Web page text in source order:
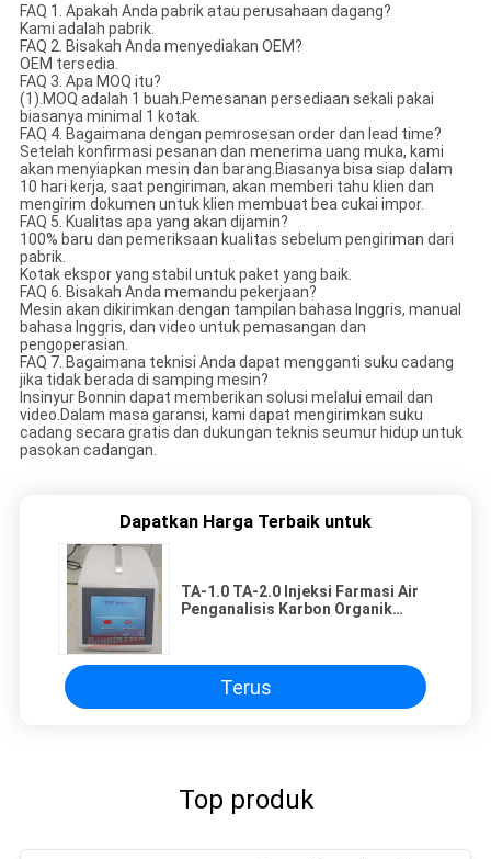
FAQ 1. Apakah Anda pabrik atau perusahaan dagang?
Kami adalah pabrik.
FAQ 2. Bisakah Anda menyediakan OEM?
OEM tersedia.
FAQ 3. Apa MOQ itu?
(1).MOQ adalah 1 buah.Pemesanan persediaan sekali pakai
biasanya minimal 1 kotak.
FAQ 4. Bagaimana dengan pemrosesan order dan lead time?
Setelah konfirmasi pesanan dan menerima uang muka, kami
akan menyiapkan mesin dan barang.Biasanya bisa siap dalam
10 hari kerja, saat pengiriman, akan memberi tahu klien dan
mengirim dokumen untuk klien membuat bea cukai impor.
FAQ 5. Kualitas apa yang akan dijamin?
100% baru dan pemeriksaan kualitas sebelum pengiriman dari
pabrik.
Kotak ekspor yang stabil untuk paket yang baik.
FAQ 6. Bisakah Anda memandu pekerjaan?
Mesin akan dikirimkan dengan tampilan bahasa Inggris, manual
bahasa Inggris, dan video untuk pemasangan dan
pengoperasian.
FAQ 7. Bagaimana teknisi Anda dapat mengganti suku cadang
jika tidak berada di samping mesin?
Insinyur Bonnin dapat memberikan solusi melalui email dan
video.Dalam masa garansi, kami dapat mengirimkan suku
cadang secara gratis dan dukungan teknis seumur hidup untuk
pasokan cadangan.
Dapatkan Harga Terbaik untuk
TA-1.0 TA-2.0 Injeksi Farmasi Air
Penganalisis Karbon Organik
Terus
Top produk